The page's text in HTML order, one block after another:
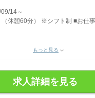
14～
休憩60分） ※シフト制 ■お仕
もっと見る
求人詳細を見る